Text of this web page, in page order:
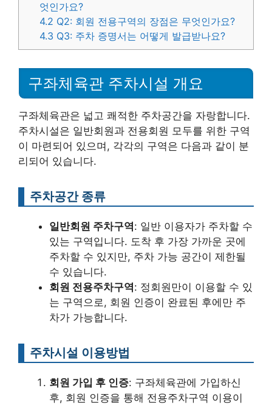
엇인가요?
4.2 Q2: 회원 전용구역의 장점은 무엇인가요?
4.3 Q3: 주차 증명서는 어떻게 발급받나요?
구좌체육관 주차시설 개요
구좌체육관은 넓고 쾌적한 주차공간을 자랑합니다.
주차시설은 일반회원과 전용회원 모두를 위한 구역
이 마련되어 있으며, 각각의 구역은 다음과 같이 분
리되어 있습니다.
주차공간 종류
일반회원 주차구역: 일반 이용자가 주차할 수
있는 구역입니다. 도착 후 가장 가까운 곳에
주차할 수 있지만, 주차 가능 공간이 제한될
수 있습니다.
회원 전용주차구역: 정회원만이 이용할 수 있
는 구역으로, 회원 인증이 완료된 후에만 주
차가 가능합니다.
주차시설 이용방법
회원 가입 후 인증: 구좌체육관에 가입하신
후, 회원 인증을 통해 전용주차구역 이용이